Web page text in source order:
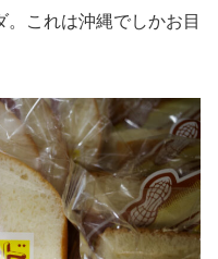
。これは沖縄でしかお目